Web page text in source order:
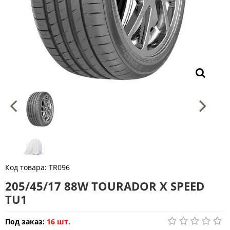
Код товара: TR096
205/45/17 88W TOURADOR X SPEED
TU1
Под заказ: 16 шт.